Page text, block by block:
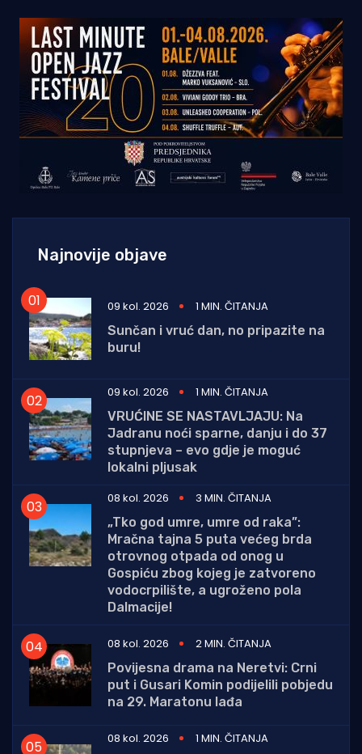
Najnovije objave
09 kol. 2026
1 MIN. ČITANJA
Sunčan i vruć dan, no pripazite na
buru!
09 kol. 2026
1 MIN. ČITANJA
VRUĆINE SE NASTAVLJAJU: Na
Jadranu noći sparne, danju i do 37
stupnjeva – evo gdje je moguć
lokalni pljusak
08 kol. 2026
3 MIN. ČITANJA
„Tko god umre, umre od raka”:
Mračna tajna 5 puta većeg brda
otrovnog otpada od onog u
Gospiću zbog kojeg je zatvoreno
vodocrpilište, a ugroženo pola
Dalmacije!
08 kol. 2026
2 MIN. ČITANJA
Povijesna drama na Neretvi: Crni
put i Gusari Komin podijelili pobjedu
na 29. Maratonu lađa
08 kol. 2026
1 MIN. ČITANJA